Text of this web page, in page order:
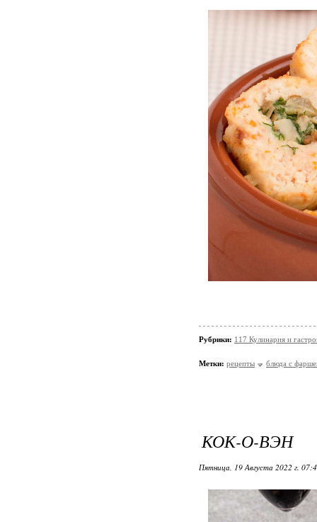
Рубрики: 117 Кулинария и
Метки: рецепты блюда с
КОК-О-ВЭН
Пятница, 19 Августа 2022 г.